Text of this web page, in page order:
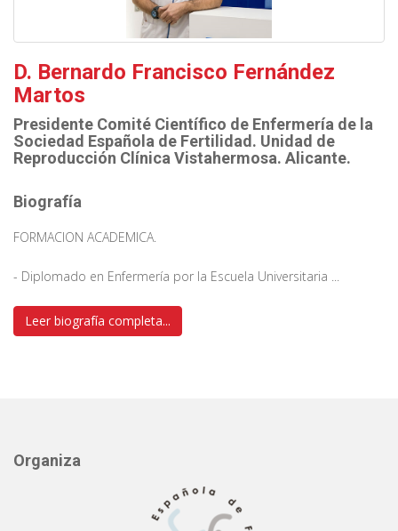
D. Bernardo Francisco Fernández
Martos
Presidente Comité Científico de Enfermería de la
Sociedad Española de Fertilidad. Unidad de
Reproducción Clínica Vistahermosa. Alicante.
Biografía
FORMACION ACADEMICA.
- Diplomado en Enfermería por la Escuela Universitaria ...
Leer biografía completa...
Organiza